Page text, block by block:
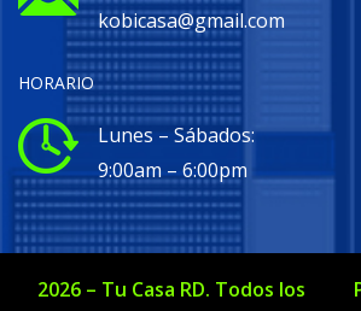
kobicasa@gmail.com
HORARIO
Lunes – Sábados:
9:00am – 6:00pm
2026 – Tu Casa RD. Todos los